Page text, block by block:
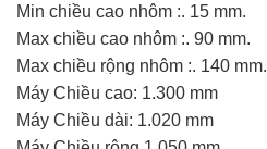
Min chiều cao nhôm :. 15 mm.
Max chiều cao nhôm :. 90 mm.
Max chiều rộng nhôm :. 140 mm.
Máy Chiều cao: 1.300 mm
Máy Chiều dài: 1.020 mm